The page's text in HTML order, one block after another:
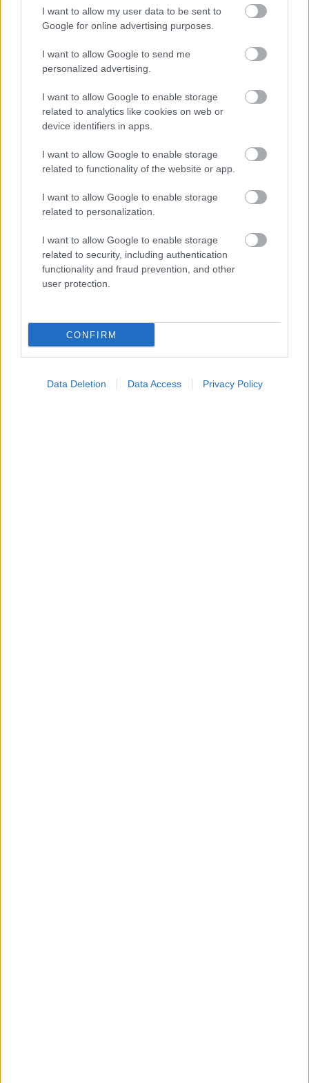
I want to allow my user data to be sent to
Google for online advertising purposes.
I want to allow Google to send me
personalized advertising.
I want to allow Google to enable storage
related to analytics like cookies on web or
device identifiers in apps.
I want to allow Google to enable storage
related to functionality of the website or app.
I want to allow Google to enable storage
related to personalization.
I want to allow Google to enable storage
related to security, including authentication
functionality and fraud prevention, and other
user protection.
CONFIRM
Data Deletion Data Access Privacy Policy
ΜΠΕΙΤΕ ΣΤΗ ΣΥΖΗΤΗΣΗ
Loading...
Προσθήκη Σχολίου
ΣΗΜΕΡΑ ΣΤΟ IATRONET.GR